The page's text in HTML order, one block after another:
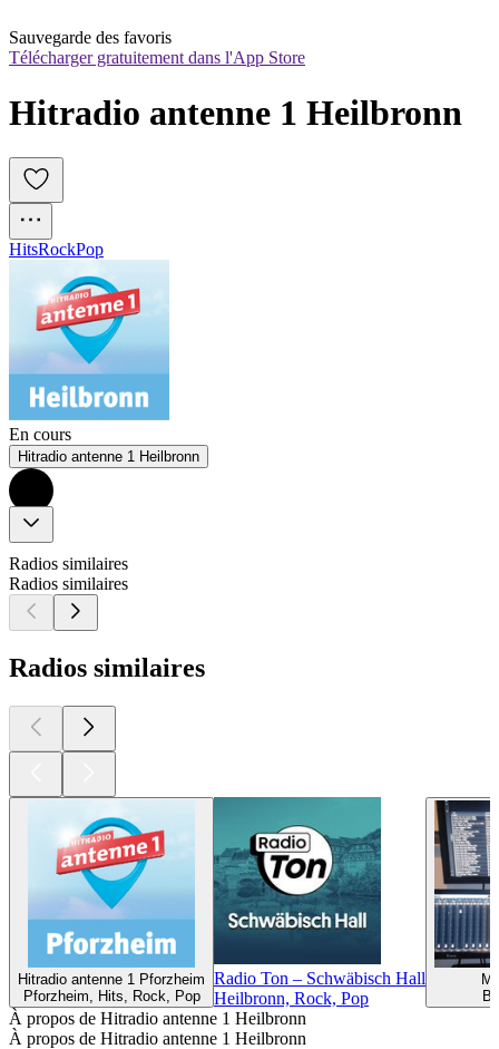
Sauvegarde des favoris
Télécharger gratuitement dans l'App Store
Hitradio antenne 1 Heilbronn
HitsRockPop
En cours
Hitradio antenne 1 Heilbronn
Radios similaires
Radios similaires
Radios similaires
Hitradio antenne 1 Pforzheim
Pforzheim, Hits, Rock, Pop
Radio Ton – Schwäbisch Hall
Heilbronn, Rock, Pop
À propos de Hitradio antenne 1 Heilbronn
À propos de Hitradio antenne 1 Heilbronn